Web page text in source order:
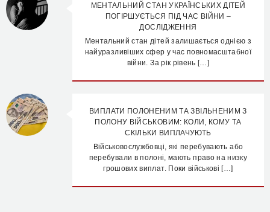
МЕНТАЛЬНИЙ СТАН УКРАЇНСЬКИХ ДІТЕЙ
ПОГІРШУЄТЬСЯ ПІД ЧАС ВІЙНИ –
ДОСЛІДЖЕННЯ
Ментальний стан дітей залишається однією з
найуразливіших сфер у час повномасштабної
війни. За рік рівень […]
ВИПЛАТИ ПОЛОНЕНИМ ТА ЗВІЛЬНЕНИМ З
ПОЛОНУ ВІЙСЬКОВИМ: КОЛИ, КОМУ ТА
СКІЛЬКИ ВИПЛАЧУЮТЬ
Військовослужбовці, які перебувають або
перебували в полоні, мають право на низку
грошових виплат. Поки військові […]